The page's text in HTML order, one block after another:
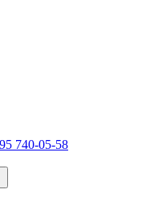
740-05-58